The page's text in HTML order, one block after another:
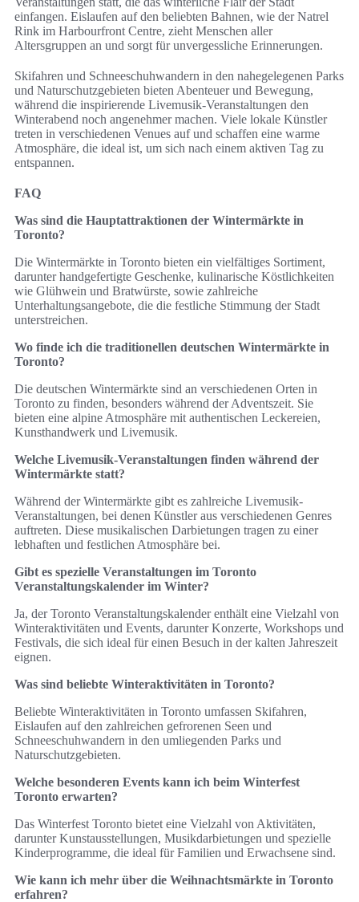
einfangen. Eislaufen auf den beliebten Bahnen, wie der Natrel
Rink im Harbourfront Centre, zieht Menschen aller
Altersgruppen an und sorgt für unvergessliche Erinnerungen.
Skifahren und Schneeschuhwandern in den nahegelegenen Parks
und Naturschutzgebieten bieten Abenteuer und Bewegung,
während die inspirierende Livemusik-Veranstaltungen den
Winterabend noch angenehmer machen. Viele lokale Künstler
treten in verschiedenen Venues auf und schaffen eine warme
Atmosphäre, die ideal ist, um sich nach einem aktiven Tag zu
entspannen.
FAQ
Was sind die Hauptattraktionen der Wintermärkte in
Toronto?
Die Wintermärkte in Toronto bieten ein vielfältiges Sortiment,
darunter handgefertigte Geschenke, kulinarische Köstlichkeiten
wie Glühwein und Bratwürste, sowie zahlreiche
Unterhaltungsangebote, die die festliche Stimmung der Stadt
unterstreichen.
Wo finde ich die traditionellen deutschen Wintermärkte in
Toronto?
Die deutschen Wintermärkte sind an verschiedenen Orten in
Toronto zu finden, besonders während der Adventszeit. Sie
bieten eine alpine Atmosphäre mit authentischen Leckereien,
Kunsthandwerk und Livemusik.
Welche Livemusik-Veranstaltungen finden während der
Wintermärkte statt?
Während der Wintermärkte gibt es zahlreiche Livemusik-
Veranstaltungen, bei denen Künstler aus verschiedenen Genres
auftreten. Diese musikalischen Darbietungen tragen zu einer
lebhaften und festlichen Atmosphäre bei.
Gibt es spezielle Veranstaltungen im Toronto
Veranstaltungskalender im Winter?
Ja, der Toronto Veranstaltungskalender enthält eine Vielzahl von
Winteraktivitäten und Events, darunter Konzerte, Workshops und
Festivals, die sich ideal für einen Besuch in der kalten Jahreszeit
eignen.
Was sind beliebte Winteraktivitäten in Toronto?
Beliebte Winteraktivitäten in Toronto umfassen Skifahren,
Eislaufen auf den zahlreichen gefrorenen Seen und
Schneeschuhwandern in den umliegenden Parks und
Naturschutzgebieten.
Welche besonderen Events kann ich beim Winterfest
Toronto erwarten?
Das Winterfest Toronto bietet eine Vielzahl von Aktivitäten,
darunter Kunstausstellungen, Musikdarbietungen und spezielle
Kinderprogramme, die ideal für Familien und Erwachsene sind.
Wie kann ich mehr über die Weihnachtsmärkte in Toronto
erfahren?